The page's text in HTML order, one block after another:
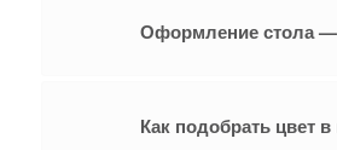
Оформление стола —
Как подобрать цвет в